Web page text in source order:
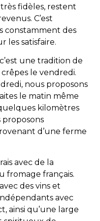
très fidèles, restent
C’est
constamment des
les satisfaire.
une tradition de
le vendredi.
nous proposons
le matin même
kilomètres
proposons
d’une ferme
avec de la
fromage français.
des vins et
avec
ainsi qu’une large